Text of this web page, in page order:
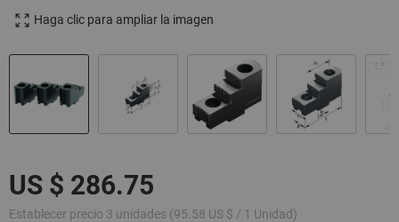
Haga clic para ampliar la imagen
Establecer precio 3 unidades (95.58 US $ / 1 Unidad)